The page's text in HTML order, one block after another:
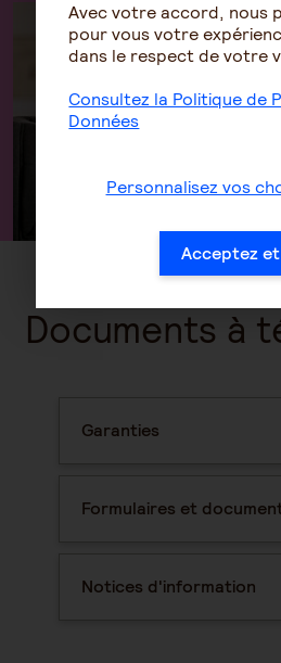
Documents à
Garanties
Formulaires et
Notices d'information
Avec votre accord, nous
pour vous votre
dans le respect de votre
Consultez la Politique de
Données
Personnalisez vos
Acceptez